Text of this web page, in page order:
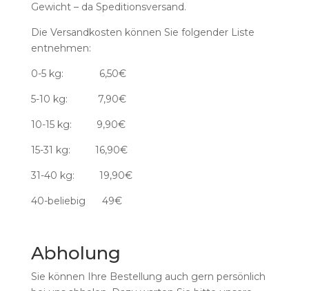
Gewicht – da Speditionsversand.
Die Versandkosten können Sie folgender Liste
entnehmen:
0-5 kg: 6,50€
5-10 kg: 7,90€
10-15 kg: 9,90€
15-31 kg: 16,90€
31-40 kg: 19,90€
40-beliebig 49€
Abholung
Sie können Ihre Bestellung auch gern persönlich